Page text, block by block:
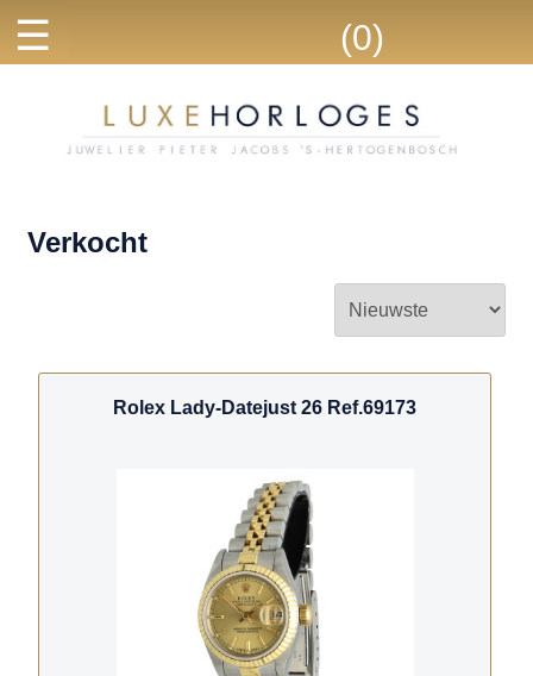
☰ (0)
Verkocht
Rolex Lady-Datejust 26 Ref.69173